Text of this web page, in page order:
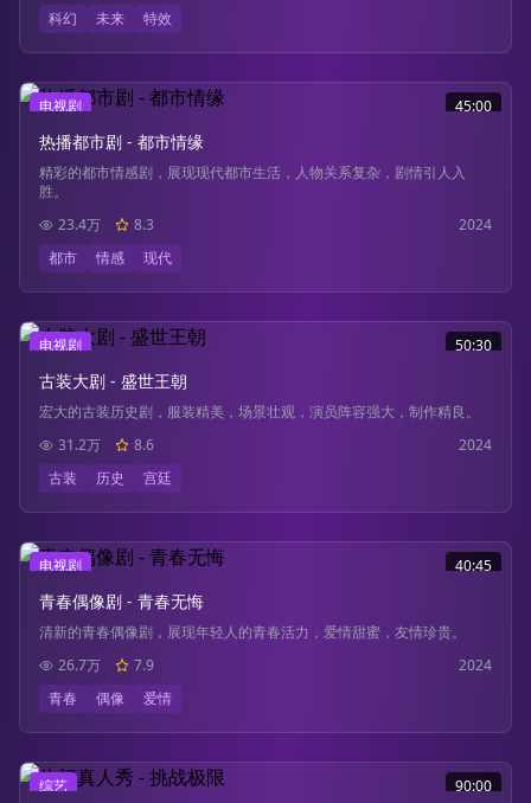
科幻
未来 特效
45:00
电视剧
热播都市剧 - 都市情缘
精彩的都市情感剧，展现现代都市生活，人物关系复杂，剧情引人入
胜。
23.4万
8.3
2024
都市
情感 现代
50:30
电视剧
古装大剧 - 盛世王朝
宏大的古装历史剧，服装精美，场景壮观，演员阵容强大，制作精良。
31.2万
8.6
2024
古装
历史 宫廷
40:45
电视剧
青春偶像剧 - 青春无悔
清新的青春偶像剧，展现年轻人的青春活力，爱情甜蜜，友情珍贵。
26.7万
7.9
2024
青春
偶像 爱情
90:00
综艺